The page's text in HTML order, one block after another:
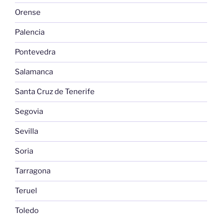
Orense
Palencia
Pontevedra
Salamanca
Santa Cruz de Tenerife
Segovia
Sevilla
Soria
Tarragona
Teruel
Toledo